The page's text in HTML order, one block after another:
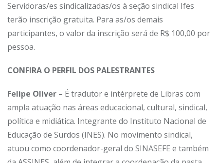
Servidoras/es sindicalizadas/os à seção sindical Ifes
terão inscrição gratuita. Para as/os demais
participantes, o valor da inscrição será de R$ 100,00 por
pessoa.
CONFIRA O PERFIL DOS PALESTRANTES
Felipe Oliver – É tradutor e intérprete de Libras com
ampla atuação nas áreas educacional, cultural, sindical,
política e midiática. Integrante do Instituto Nacional de
Educação de Surdos (INES). No movimento sindical,
atuou como coordenador-geral do SINASEFE e também